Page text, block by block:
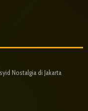
Nostalgia di Jakarta